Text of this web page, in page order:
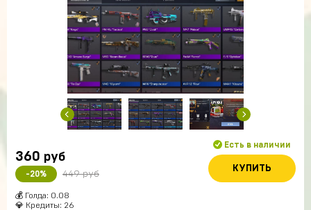
360 руб
-20% 449 руб
Есть в наличии
КУПИТЬ
💰 Голда: 0.08
💎 Кредиты: 26